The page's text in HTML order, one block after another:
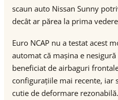
scaun auto Nissan Sunny
decât ar părea la prima
Euro NCAP nu a testat acest
automat că mașina e
beneficiat de airbaguri
configurațiile mai recente, iar
cutie de deformare